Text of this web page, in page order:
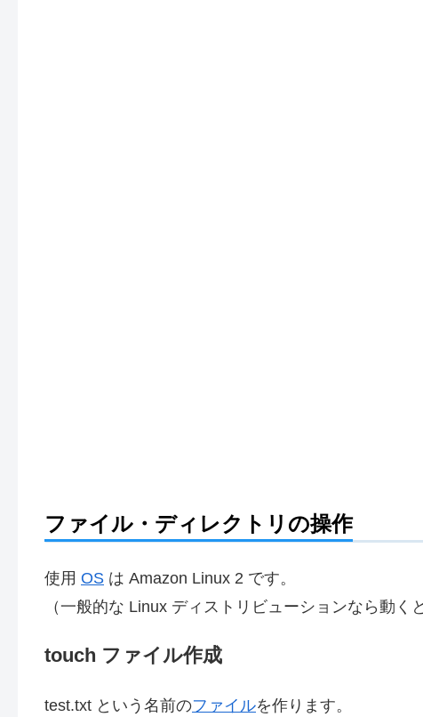
ファイル・ディレクトリの操作
使用 OS は Amazon Linux 2 です。
（一般的な Linux ディストリビューションなら動く
touch ファイル作成
test.txt という名前のファイルを作ります。